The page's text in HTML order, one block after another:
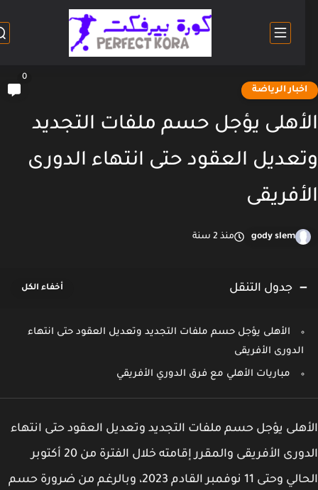
الرياضة
يؤجل حسم ملفات التجديد
العقود حتى انتهاء الدورى
gody slem منذ 2 سنة
جدول التنقل
الأهلى يؤجل حسم ملفات التجديد وتعديل العقود حتى انتهاء
الدورى الأفريقى
مباريات الأهلي مع فرق الدوري الأفريقي
يؤجل حسم ملفات التجديد وتعديل العقود حتى انتهاء
الدورى الأفريقى والمقرر إقامته خلال الفترة من 20 أكتوبر
الحالي وحتى 11 نوفمبر القادم 2023، وبالرغم من ضرورة حسم